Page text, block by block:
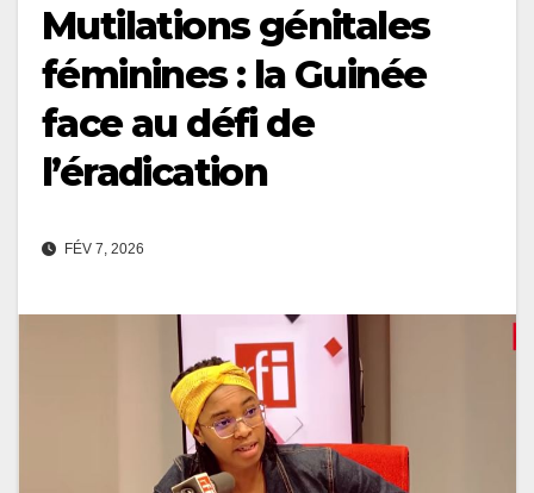
Mutilations génitales
féminines : la Guinée
face au défi de
l’éradication
FÉV 7, 2026